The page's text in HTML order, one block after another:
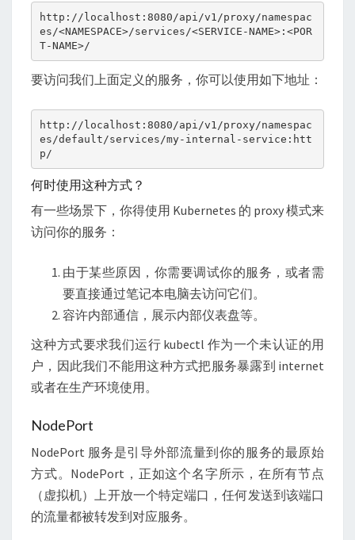
http://localhost:8080/api/v1/proxy/namespac
es/<NAMESPACE>/services/<SERVICE-NAME>:<POR
要访问我们上面定义的服务，你可以使用如下地址：
http://localhost:8080/api/v1/proxy/namespac
es/default/services/my-internal-service:htt
何时使用这种方式？
有一些场景下，你得使用 Kubernetes 的 proxy 模式来
访问你的服务：
由于某些原因，你需要调试你的服务，或者需
要直接通过笔记本电脑去访问它们。
容许内部通信，展示内部仪表盘等。
这种方式要求我们运行 kubectl 作为一个未认证的用
户，因此我们不能用这种方式把服务暴露到 internet
或者在生产环境使用。
NodePort
NodePort 服务是引导外部流量到你的服务的最原始
方式。NodePort，正如这个名字所示，在所有节点
（虚拟机）上开放一个特定端口，任何发送到该端口
的流量都被转发到对应服务。